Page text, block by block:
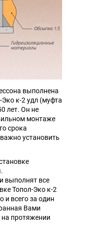
выполнена
к-2 удл (муфта
лет. Он не
монтаже
срока
установить
выполнят все
Топол-Эко к-2
и всего за один
Вами
на протяжении